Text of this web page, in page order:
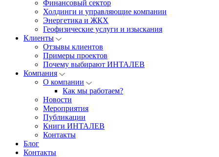
Финансовый сектор
Холдинги и управляющие компании
Энергетика и ЖКХ
Геофизические услуги и изыскания
Клиенты
Отзывы клиентов
Примеры проектов
Почему выбирают ИНТАЛЕВ
Компания
О компании
Как мы работаем?
Новости
Мероприятия
Публикации
Книги ИНТАЛЕВ
Контакты
Блог
Контакты